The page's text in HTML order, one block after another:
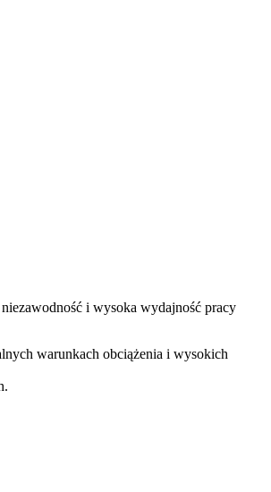
i wysoka wydajność pracy
warunkach obciążenia i wysokich